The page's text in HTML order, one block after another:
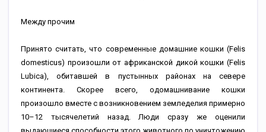
Между прочим
Принято считать, что современные домашние кошки (Felis
domesticus) произошли от африканской дикой кошки (Felis
Lubica), обитавшей в пустынных районах на севере
континента. Скорее всего, одомашнивание кошки
произошло вместе с возникновением земледелия примерно
10–12 тысячелетий назад. Люди сразу же оценили